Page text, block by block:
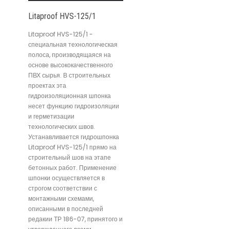
Litaproof HVS-125/1
Litaproof HVS-125/1 -
специальная технологическая
полоса, производящаяся на
основе высококачественного
ПВХ сырья. В строительных
проектах эта
гидроизоляционная шпонка
несет функцию гидроизоляции
и герметизации
технологических швов.
Устанавливается гидрошпонка
Litaproof HVS-125/1 прямо на
строительный шов на этапе
бетонных работ. Применение
шпонки осуществляется в
строгом соответствии с
монтажными схемами,
описанными в последней
редакии ТР 186-07, принятого и